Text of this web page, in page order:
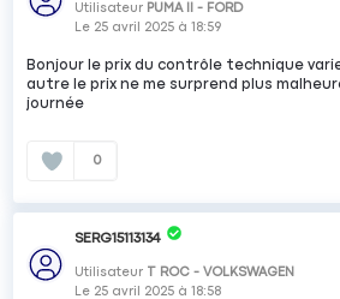
Utilisateur PUMA II - FORD
Le 25 avril 2025 à18:59
Bonjour le prix du contrôle technique
autre le prix ne me surprend plus
journée
0
SERG15113134
Utilisateur T ROC - VOLKSWAGEN
Le 25 avril 2025 à18:58